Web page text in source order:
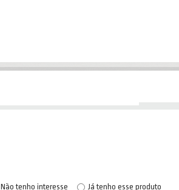
Não tenho interesse Já tenho esse produto